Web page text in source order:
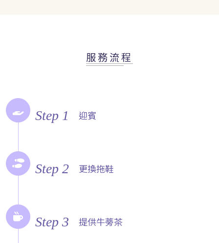
服務流程
Step 1 迎賓
Step 2 更換拖鞋
Step 3 提供牛蒡茶